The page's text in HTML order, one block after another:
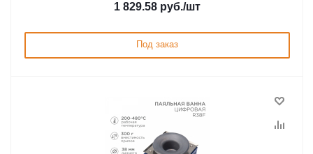
1 829.58 руб./шт
Под заказ